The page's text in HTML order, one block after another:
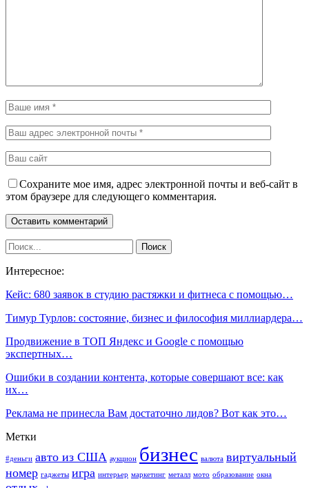
Сохраните мое имя, адрес электронной почты и веб-сайт в
этом браузере для следующего комментария.
Интересное:
Кейс: 680 заявок в студию растяжки и фитнеса с помощью…
Тимур Турлов: состояние, бизнес и философия миллиардера…
Продвижение в ТОП Яндекс и Google с помощью
экспертных…
Ошибки в создании контента, которые совершают все: как
их…
Реклама не принесла Вам достаточно лидов? Вот как это…
Метки
#деньги авто из США аукцион бизнес валюта виртуальный
номер гаджеты игра интерьер маркетинг металл мото образование окна